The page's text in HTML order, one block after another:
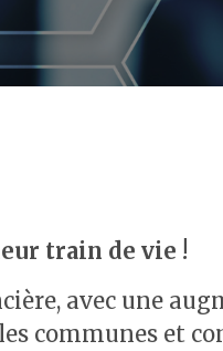
train de vie !
avec une
communes et